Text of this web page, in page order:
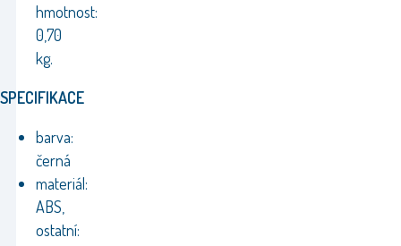
hmotnost:
0,70
kg.
SPECIFIKACE
barva:
černá
materiál:
ABS,
ostatní: